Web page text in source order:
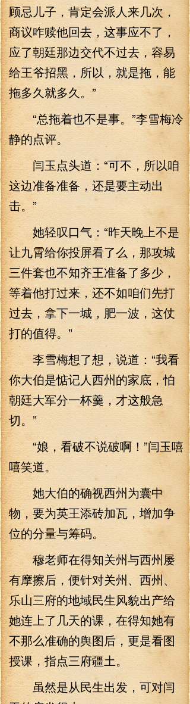
顾忌儿子，肯定会派人来几次，
商议咋赎他回去，这事应不了，
应了朝廷那边交代不过去，容易
给王爷招黑，所以，就是拖，能
拖多久就多久。”
“总拖着也不是事。”李雪梅冷
静的点评。
闫玉点头道：“可不，所以咱
这边准备准备，还是要主动出
击。”
她轻叹口气：“昨天晚上不是
让九霄给你投屏看了么，那攻城
三件套也不知齐王准备了多少，
等着他打过来，还不如咱们先打
过去，拿下一城，肥一波，这仗
打的值得。”
李雪梅想了想，说道：“我看
你大伯是惦记人西州的家底，怕
朝廷大军分一杯羹，才这般急
切。”
“娘，看破不说破啊！”闫玉嘻
嘻笑道。
她大伯的确视西州为囊中
物，要为英王添砖加瓦，增加争
位的分量与筹码。
穆老师在得知关州与西州屡
有摩擦后，便针对关州、西州、
乐山三府的地域民生风貌出产给
她连上了几天的课，在得知她有
不那么准确的舆图后，更是看图
授课，指点三府疆土。
虽然是从民生出发，可对闫